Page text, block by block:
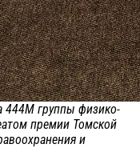
444М группы физико-
премии Томской
и